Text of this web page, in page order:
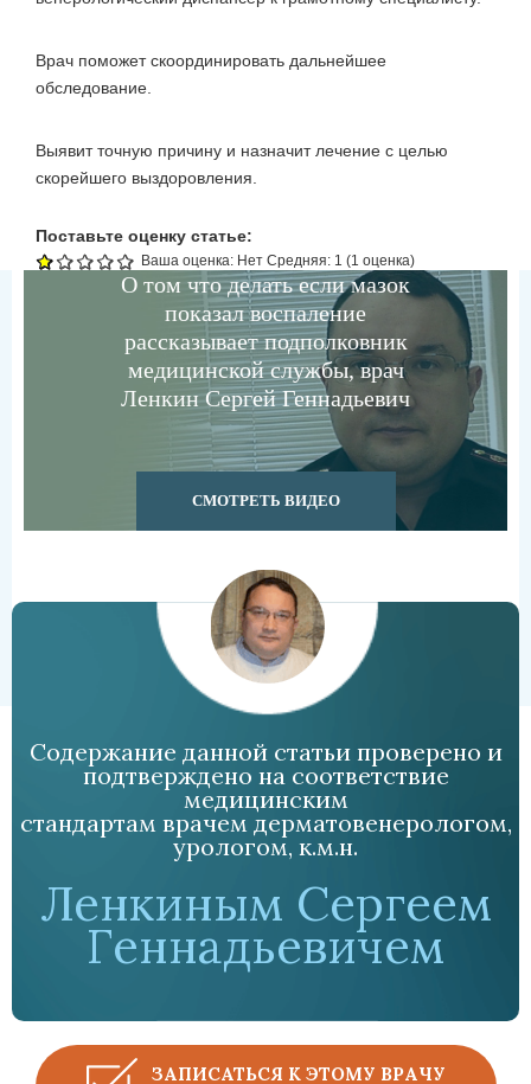
Врач поможет скоординировать дальнейшее
обследование.
Выявит точную причину и назначит лечение с целью
скорейшего выздоровления.
Поставьте оценку статье:
Ваша оценка: Нет Средняя: 1 (1 оценка)
О том что делать если мазок
показал воспаление
рассказывает подполковник
медицинской службы, врач
Ленкин Сергей Геннадьевич
СМОТРЕТЬ ВИДЕО
Содержание данной статьи проверено и
подтверждено на соответствие
медицинским
стандартам врачем дерматовенерологом,
урологом, к.м.н.
Ленкиным Сергеем
Геннадьевичем
ЗАПИСАТЬСЯ К ЭТОМУ ВРАЧУ